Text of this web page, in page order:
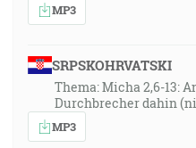
MP3
SRPSKOHRVATSKI
Thema: Micha 2,6-13:
Durchbrecher dahin
MP3